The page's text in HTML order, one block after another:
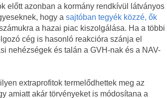
előtt azonban a kormány rendkívül látványos
hogy a sajtóban tegyék közzé, ők
a hazai piac kiszolgálása. Ha a többi
cég is hasonló reakcióra szánja el
nehézségek és talán a GVH-nak és a NAV-
extraprofitok termelődhettek meg az
amiatt akár törvényeket is módosítana a